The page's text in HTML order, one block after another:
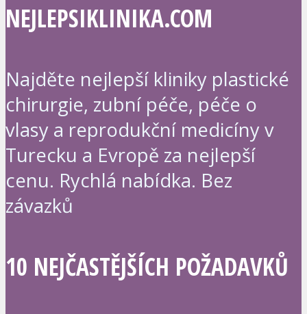
NEJLEPSIKLINIKA.COM
Najděte nejlepší kliniky plastické
chirurgie, zubní péče, péče o
vlasy a reprodukční medicíny v
Turecku a Evropě za nejlepší
cenu. Rychlá nabídka. Bez
závazků
10 NEJČASTĚJŠÍCH POŽADAVKŮ